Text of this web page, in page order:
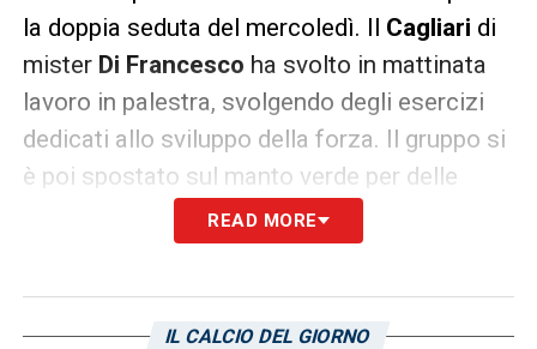
la doppia seduta del mercoledì. Il Cagliari di
mister Di Francesco ha svolto in mattinata
lavoro in palestra, svolgendo degli esercizi
dedicati allo sviluppo della forza. Il gruppo si
è poi spostato sul manto verde per delle
esercitazioni tattiche. Al pomeriggio la
seduta è cominciata con l’attivazione
per finire serie di partitelle giocate su campo
READ MORE
IL CALCIO DEL GIORNO